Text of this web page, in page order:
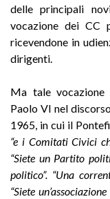
delle principali
vocazione dei
ricevendone in
dirigenti.
Ma tale vocazione
Paolo VI nel
1965, in cui il
“e i Comitati Civici
“Siete un Partito
politico”. “Una
“Siete